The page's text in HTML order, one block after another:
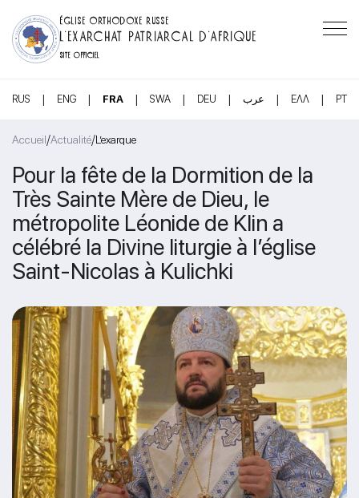
ÉGLISE ORTHODOXE RUSSE
L’EXARCHAT PATRIARCAL D’AFRIQUE
SITE OFFICIEL
RUS | ENG | FRA | SWA | DEU | عرب | ΕΛΛ | PT
Accueil/Actualité/L’exarque
Pour la fête de la Dormition de la
Très Sainte Mère de Dieu, le
métropolite Léonide de Klin a
célébré la Divine liturgie à l’église
Saint-Nicolas à Kulichki